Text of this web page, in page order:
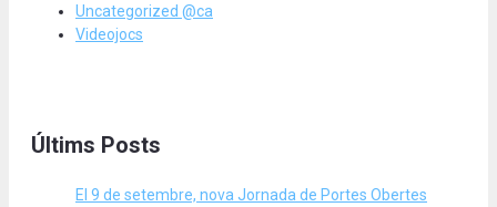
Uncategorized @ca
Videojocs
Últims Posts
El 9 de setembre, nova Jornada de Portes Obertes